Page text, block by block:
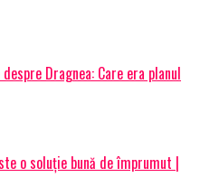
Dragnea: Care era planul
o soluție bună de împrumut |